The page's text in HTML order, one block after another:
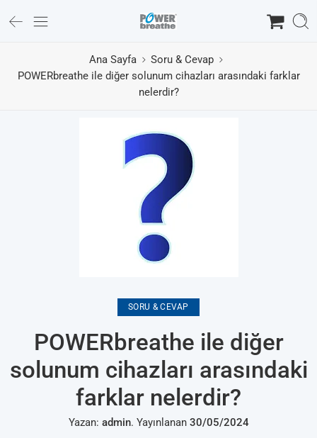
Ana Sayfa
Soru & Cevap
POWERbreathe ile diğer solunum cihazları arasındaki farklar
nelerdir?
SORU & CEVAP
POWERbreathe ile diğer
solunum cihazları arasındaki
farklar nelerdir?
Yazan: admin. Yayınlanan 30/05/2024